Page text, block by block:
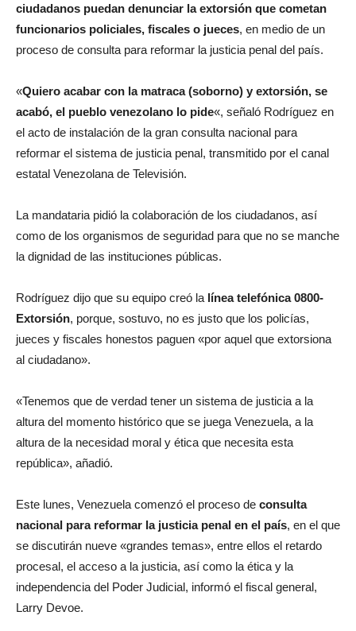
ciudadanos puedan denunciar la extorsión que cometan
funcionarios policiales, fiscales o jueces, en medio de un
proceso de consulta para reformar la justicia penal del país.
«Quiero acabar con la matraca (soborno) y extorsión, se
acabó, el pueblo venezolano lo pide«, señaló Rodríguez en
el acto de instalación de la gran consulta nacional para
reformar el sistema de justicia penal, transmitido por el canal
estatal Venezolana de Televisión.
La mandataria pidió la colaboración de los ciudadanos, así
como de los organismos de seguridad para que no se manche
la dignidad de las instituciones públicas.
Rodríguez dijo que su equipo creó la línea telefónica 0800-
Extorsión, porque, sostuvo, no es justo que los policías,
jueces y fiscales honestos paguen «por aquel que extorsiona
al ciudadano».
«Tenemos que de verdad tener un sistema de justicia a la
altura del momento histórico que se juega Venezuela, a la
altura de la necesidad moral y ética que necesita esta
república», añadió.
Este lunes, Venezuela comenzó el proceso de consulta
nacional para reformar la justicia penal en el país, en el que
se discutirán nueve «grandes temas», entre ellos el retardo
procesal, el acceso a la justicia, así como la ética y la
independencia del Poder Judicial, informó el fiscal general,
Larry Devoe.